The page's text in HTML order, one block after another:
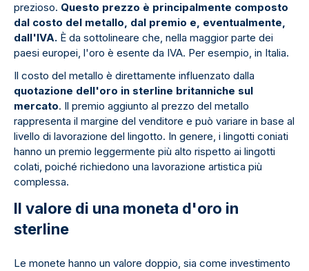
prezioso. Questo prezzo è principalmente composto
dal costo del metallo, dal premio e, eventualmente,
dall'IVA. È da sottolineare che, nella maggior parte dei
paesi europei, l'oro è esente da IVA. Per esempio, in Italia.
Il costo del metallo è direttamente influenzato dalla
quotazione dell'oro in sterline britanniche sul
mercato. Il premio aggiunto al prezzo del metallo
rappresenta il margine del venditore e può variare in base al
livello di lavorazione del lingotto. In genere, i lingotti coniati
hanno un premio leggermente più alto rispetto ai lingotti
colati, poiché richiedono una lavorazione artistica più
complessa.
Il valore di una moneta d'oro in
sterline
Le monete hanno un valore doppio, sia come investimento